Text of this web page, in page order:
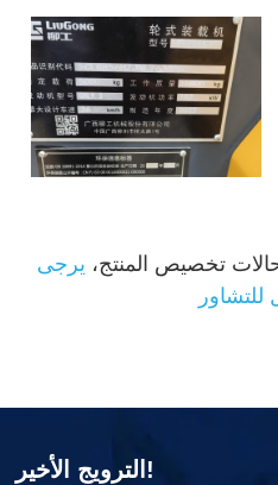
تخصيص المنتج، يرجى
للتشاور
الترويج الأخير!